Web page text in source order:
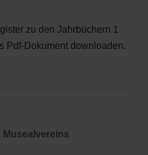
zu den Jahrbüchern 1
Pdf-Dokument downloaden.
Musealvereins